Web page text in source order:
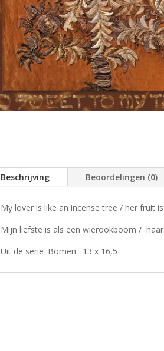
Beschrijving Beoordelingen (0)
My lover is like an incense tree / her fruit
Mijn liefste is als een wierookboom /
Uit de serie 'Bomen' 13 x 16,5